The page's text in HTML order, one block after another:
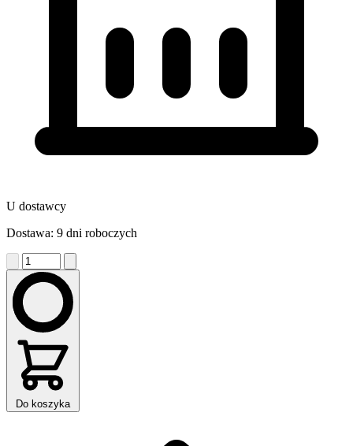
U dostawcy
Dostawa: 9 dni roboczych
Do koszyka